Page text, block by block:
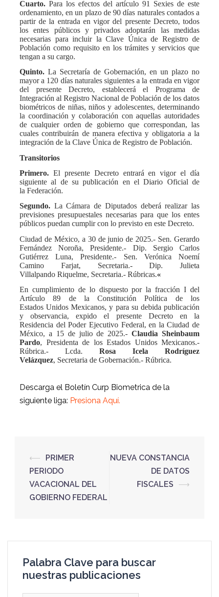
Cuarto. Para los efectos del artículo 91 Sexies de este
ordenamiento, en un plazo de 90 días naturales contados a
partir de la entrada en vigor del presente Decreto, todos
los entes públicos y privados adoptarán las medidas
necesarias para incluir la Clave Única de Registro de
Población como requisito en los trámites y servicios que
tengan a su cargo.
Quinto. La Secretaría de Gobernación, en un plazo no
mayor a 120 días naturales siguientes a la entrada en vigor
del presente Decreto, establecerá el Programa de
Integración al Registro Nacional de Población de los datos
biométricos de niñas, niños y adolescentes, determinando
la coordinación y colaboración con aquellas autoridades
de cualquier orden de gobierno que correspondan, las
cuales contribuirán de manera efectiva y obligatoria a la
integración de la Clave Única de Registro de Población.
Transitorios
Primero. El presente Decreto entrará en vigor el día
siguiente al de su publicación en el Diario Oficial de
la Federación.
Segundo. La Cámara de Diputados deberá realizar las
previsiones presupuestales necesarias para que los entes
públicos puedan cumplir con lo previsto en este Decreto.
Ciudad de México, a 30 de junio de 2025.- Sen. Gerardo
Fernández Noroña, Presidente.- Dip. Sergio Carlos
Gutiérrez Luna, Presidente.- Sen. Verónica Noemí
Camino Farjat, Secretaria.- Dip. Julieta
Villalpando Riquelme, Secretaria.- Rúbricas.«
En cumplimiento de lo dispuesto por la fracción I del
Artículo 89 de la Constitución Política de los
Estados Unidos Mexicanos, y para su debida publicación
y observancia, expido el presente Decreto en la
Residencia del Poder Ejecutivo Federal, en la Ciudad de
México, a 15 de julio de 2025.-Claudia Sheinbaum
Pardo, Presidenta de los Estados Unidos Mexicanos.-
Rúbrica.- Lcda. Rosa Icela Rodríguez
Velázquez, Secretaria de Gobernación.- Rúbrica.
Descarga el Boletín Curp Biometrica de la
siguiente liga: Presiona Aquí.
⟵
PRIMER
PERIODO
VACACIONAL DEL
GOBIERNO FEDERAL
NUEVA CONSTANCIA
DE DATOS
FISCALES
⟶
Palabra Clave para buscar
nuestras publicaciones